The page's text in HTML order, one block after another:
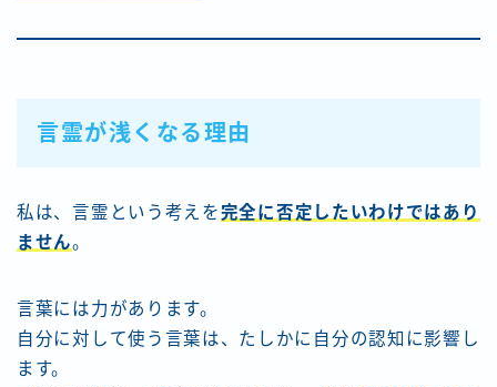
言霊が浅くなる理由
私は、言霊という考えを完全に否定したいわけではあり
ません。
言葉には力があります。
自分に対して使う言葉は、たしかに自分の認知に影響し
ます。